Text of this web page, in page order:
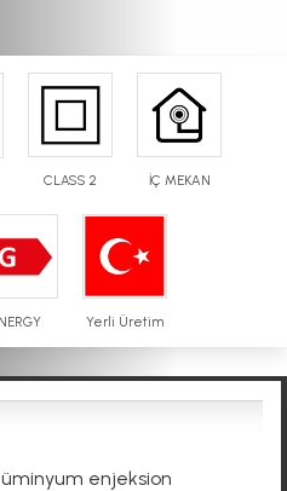
CLASS 2 İÇ MEKAN
Yerli Üretim
enjeksion